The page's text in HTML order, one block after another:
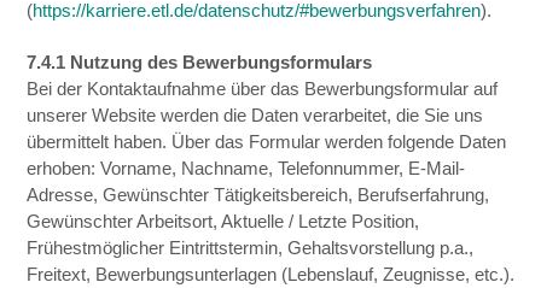
(https://karriere.etl.de/datenschutz/#bewerbungsverfahren).
7.4.1 Nutzung des Bewerbungsformulars
Bei der Kontaktaufnahme über das Bewerbungsformular auf
unserer Website werden die Daten verarbeitet, die Sie uns
übermittelt haben. Über das Formular werden folgende Daten
erhoben: Vorname, Nachname, Telefonnummer, E-Mail-
Adresse, Gewünschter Tätigkeitsbereich, Berufserfahrung,
Gewünschter Arbeitsort, Aktuelle / Letzte Position,
Frühestmöglicher Eintrittstermin, Gehaltsvorstellung p.a.,
Freitext, Bewerbungsunterlagen (Lebenslauf, Zeugnisse, etc.).